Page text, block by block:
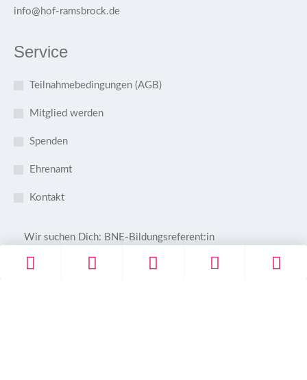
info@hof-ramsbrock.de
Service
Teilnahmebedingungen (AGB)
Mitglied werden
Spenden
Ehrenamt
Kontakt
Wir suchen Dich: BNE-Bildungsreferent:in
28 Mai, 2026